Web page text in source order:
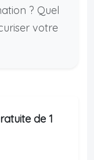
? Quel
votre
de 1